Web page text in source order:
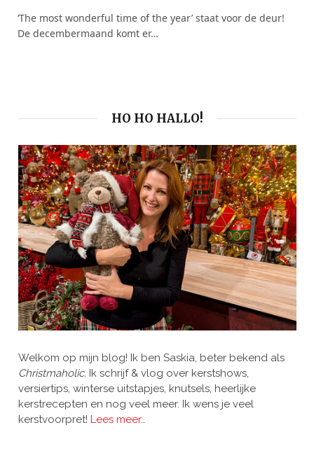
‘The most wonderful time of the year’ staat voor de deur!
De decembermaand komt er…
HO HO HALLO!
Welkom op mijn blog! Ik ben Saskia, beter bekend als
Christmaholic. Ik schrijf & vlog over kerstshows,
versiertips, winterse uitstapjes, knutsels, heerlijke
kerstrecepten en nog veel meer. Ik wens je veel
kerstvoorpret! Lees meer…